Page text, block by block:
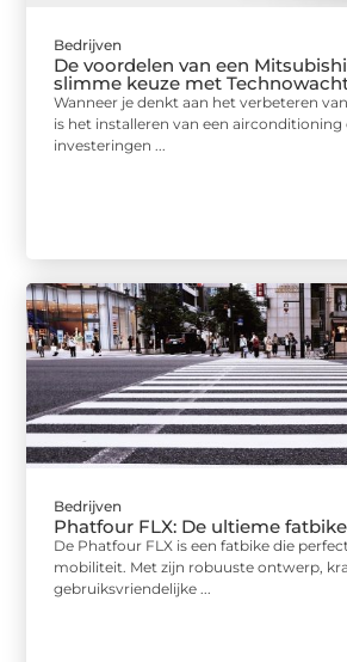
Bedrijven
De voordelen van een
slimme keuze met
Wanneer je denkt aan het verbeteren
is het installeren van een airconditioning
investeringen ...
Bedrijven
Phatfour FLX: De ultieme
De Phatfour FLX is een fatbike die
mobiliteit. Met zijn robuuste ontwerp,
gebruiksvriendelijke ...